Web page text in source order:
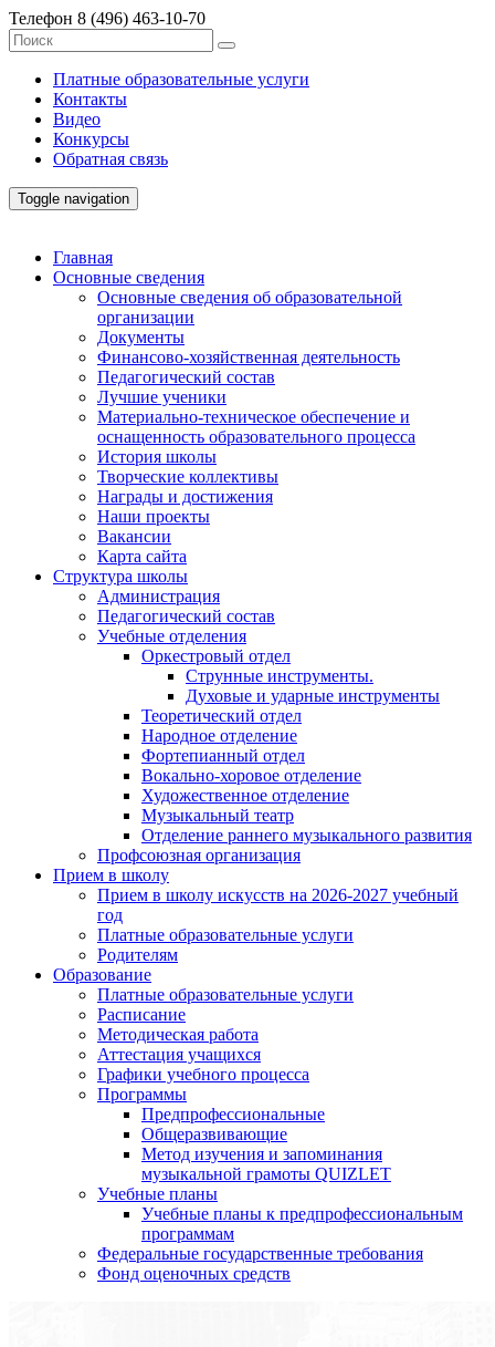
Телефон 8 (496) 463-10-70
Платные образовательные услуги
Контакты
Видео
Конкурсы
Обратная связь
Toggle navigation
Главная
Основные сведения
Основные сведения об образовательной
организации
Документы
Финансово-хозяйственная деятельность
Педагогический состав
Лучшие ученики
Материально-техническое обеспечение и
оснащенность образовательного процесса
История школы
Творческие коллективы
Награды и достижения
Наши проекты
Вакансии
Карта сайта
Структура школы
Администрация
Педагогический состав
Учебные отделения
Оркестровый отдел
Струнные инструменты.
Духовые и ударные инструменты
Теоретический отдел
Народное отделение
Фортепианный отдел
Вокально-хоровое отделение
Художественное отделение
Музыкальный театр
Отделение раннего музыкального развития
Профсоюзная организация
Прием в школу
Прием в школу искусств на 2026-2027 учебный
год
Платные образовательные услуги
Родителям
Образование
Платные образовательные услуги
Расписание
Методическая работа
Аттестация учащихся
Графики учебного процесса
Программы
Предпрофессиональные
Общеразвивающие
Метод изучения и запоминания
музыкальной грамоты QUIZLET
Учебные планы
Учебные планы к предпрофессиональным
программам
Федеральные государственные требования
Фонд оценочных средств